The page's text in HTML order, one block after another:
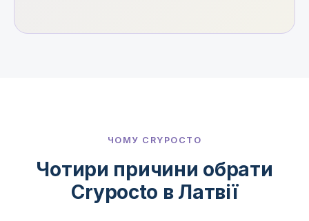
ЧОМУ CRYPOCTO
Чотири причини обрати
Crypocto в Латвії